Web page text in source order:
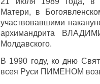
Матери, в
участвовавшими
архимандрита
Молдавского.
В 1990 году, ко дню
всея Руси ПИМЕНОМ